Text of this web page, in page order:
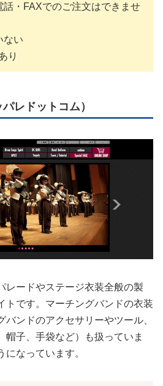
・FAXでのご注文はできませ
ない
り
レドットコム）
レードやステージ衣装全般の製
トです。マーチングバンドの衣装
ンドのアクセサリーやツール、
帽子、手袋など）も扱っていま
なっています。